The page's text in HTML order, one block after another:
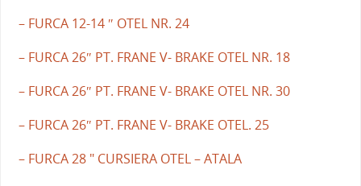
– FURCA 12-14 ″ OTEL NR. 24
– FURCA 26″ PT. FRANE V- BRAKE OTEL NR. 18
– FURCA 26″ PT. FRANE V- BRAKE OTEL NR. 30
– FURCA 26″ PT. FRANE V- BRAKE OTEL. 25
– FURCA 28 " CURSIERA OTEL – ATALA